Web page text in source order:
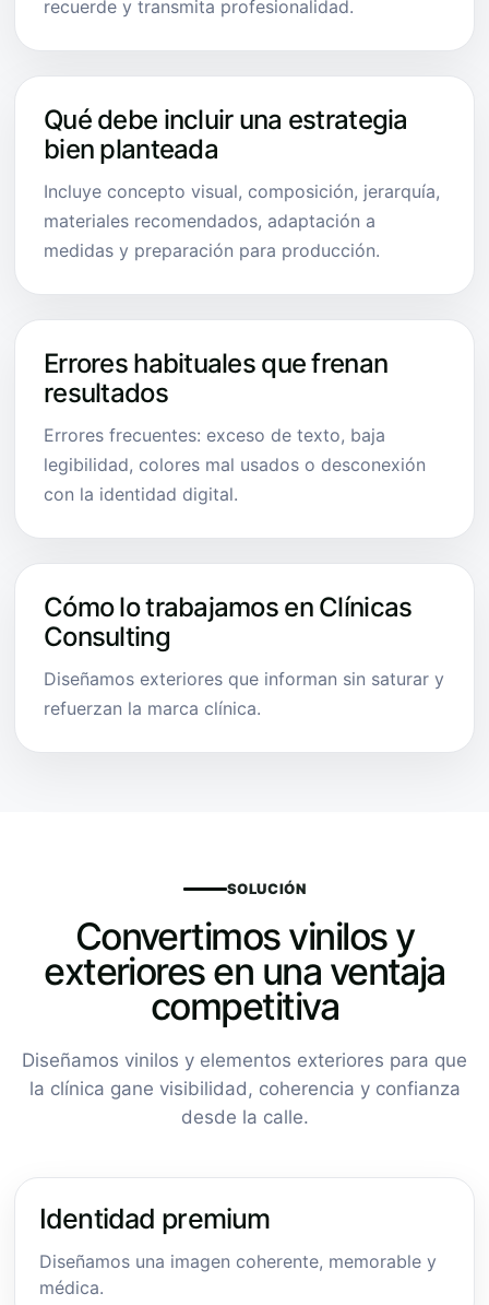
recuerde y transmita profesionalidad.
Qué debe incluir una estrategia
bien planteada
Incluye concepto visual, composición, jerarquía,
materiales recomendados, adaptación a
medidas y preparación para producción.
Errores habituales que frenan
resultados
Errores frecuentes: exceso de texto, baja
legibilidad, colores mal usados o desconexión
con la identidad digital.
Cómo lo trabajamos en Clínicas
Consulting
Diseñamos exteriores que informan sin saturar y
refuerzan la marca clínica.
SOLUCIÓN
Convertimos vinilos y
exteriores en una ventaja
competitiva
Diseñamos vinilos y elementos exteriores para que
la clínica gane visibilidad, coherencia y confianza
desde la calle.
Identidad premium
Diseñamos una imagen coherente, memorable y
médica.